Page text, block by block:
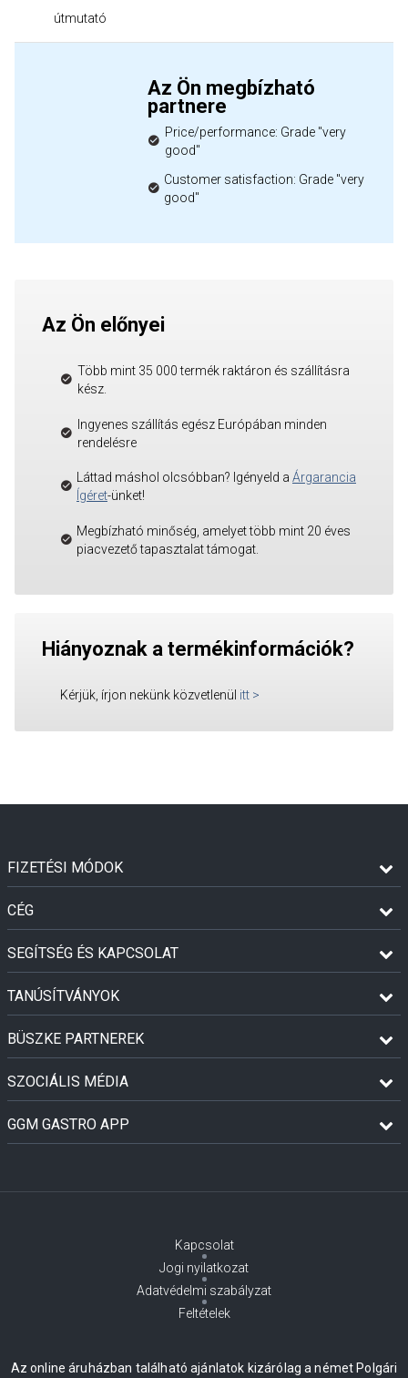
útmutató
Az Ön megbízható
partnere
Price/performance: Grade "very
good"
Customer satisfaction: Grade "very
good"
Az Ön előnyei
Több mint 35 000 termék raktáron és szállításra
kész.
Ingyenes szállítás egész Európában minden
rendelésre
Láttad máshol olcsóbban? Igényeld a Árgarancia
Ígéret-ünket!
Megbízható minőség, amelyet több mint 20 éves
piacvezető tapasztalat támogat.
Hiányoznak a termékinformációk?
Kérjük, írjon nekünk közvetlenül itt >
FIZETÉSI MÓDOK
CÉG
SEGÍTSÉG ÉS KAPCSOLAT
TANÚSÍTVÁNYOK
BÜSZKE PARTNEREK
SZOCIÁLIS MÉDIA
GGM GASTRO APP
Kapcsolat
Jogi nyilatkozat
Adatvédelmi szabályzat
Feltételek
Az online áruházban található ajánlatok kizárólag a német Polgári